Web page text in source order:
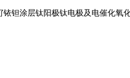
钽涂层钛阳极钛电极及电催化氧